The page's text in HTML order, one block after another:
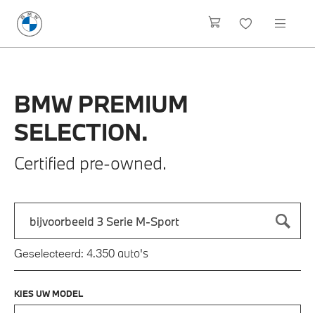
BMW PREMIUM
SELECTION.
Certified pre-owned.
Zoek naar een automodel, bijvoorbeeld 3 Serie M-Sport
Typ een automodel in en druk op enter om te zoeken
Geselecteerd: 4.350 auto's
KIES UW MODEL